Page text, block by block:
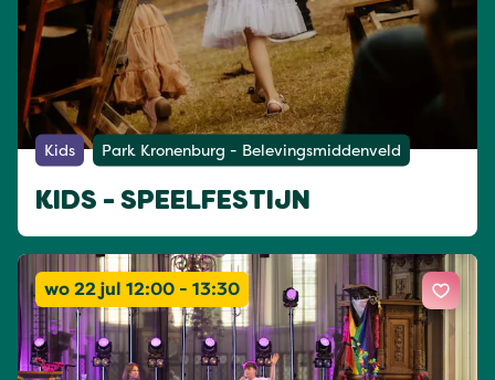
Kids Park Kronenburg - Belevingsmiddenveld
KIDS - SPEELFESTIJN
wo 22 jul 12:00 - 13:30